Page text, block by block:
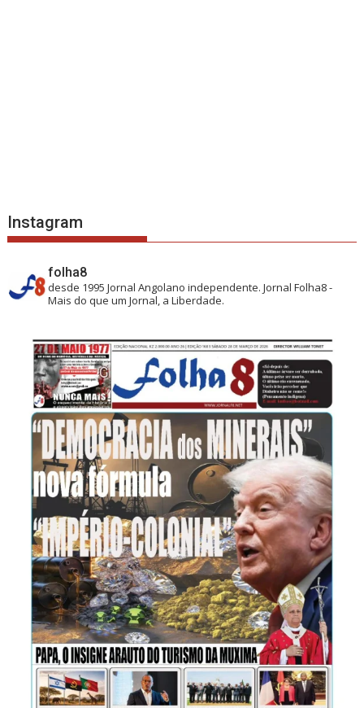
Instagram
folha8
desde 1995 Jornal Angolano independente.Jornal Folha8 -
Mais do que um Jornal, a Liberdade.